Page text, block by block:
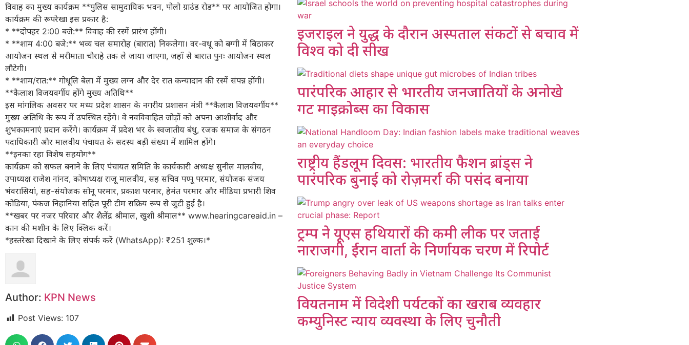
विवाह का मुख्य कार्यक्रम **पुलिस सामुदायिक भवन, पोलो ग्राउंड रोड** पर आयोजित होगा।
कार्यक्रम की रूपरेखा इस प्रकार है:
* **दोपहर 2:00 बजे:** विवाह की रस्में प्रारंभ होंगी।
* **शाम 4:00 बजे:** भव्य चल समारोह (बारात) निकलेगा। वर-वधू को बग्गी में बिठाकर
आयोजन स्थल से मरीमाता चौराहे तक ले जाया जाएगा, जहाँ से बारात पुनः आयोजन स्थल
लौटेगी।
* **शाम/रात:** गोधूलि बेला में मुख्य लग्न और देर रात कन्यादान की रस्में संपन्न होंगी।
**कैलाश विजयवर्गीय होंगे मुख्य अतिथि**
इस मांगलिक अवसर पर मध्य प्रदेश शासन के नगरीय प्रशासन मंत्री **कैलाश विजयवर्गीय**
मुख्य अतिथि के रूप में उपस्थित रहेंगे। वे नवविवाहित जोड़ों को अपना आशीर्वाद और
शुभकामनाएं प्रदान करेंगे। कार्यक्रम में प्रदेश भर के स्वजातीय बंधु, रजक समाज के संगठन
पदाधिकारी और मालवीय पंचायत के सदस्य बड़ी संख्या में शामिल होंगे।
**इनका रहा विशेष सहयोग**
कार्यक्रम को सफल बनाने के लिए पंचायत समिति के कार्यकारी अध्यक्ष सुनील मालवीय,
उपाध्यक्ष राजेश नांनद, कोषाध्यक्ष राजू मालवीय, सह सचिव पप्पू परमार, संयोजक संजय
भंवरासियां, सह-संयोजक सोनू परमार, प्रकाश परमार, हेमंत परमार और मीडिया प्रभारी शिव
कोडिया, पंकज निहानिया सहित पूरी टीम सक्रिय रूप से जुटी हुई है।
**खबर पर नजर परिवार और शैलेंद्र श्रीमाल, खुशी श्रीमाल** www.hearingcareaid.in –
कान की मशीन के लिए क्लिक करें।
*हस्तरेखा दिखाने के लिए संपर्क करें (WhatsApp): ₹251 शुल्क।*
Author: KPN News
Post Views: 107
इजराइल ने युद्ध के दौरान अस्पताल संकटों से बचाव में
विश्व को दी सीख
पारंपरिक आहार से भारतीय जनजातियों के अनोखे
गट माइक्रोब्स का विकास
राष्ट्रीय हैंडलूम दिवस: भारतीय फैशन ब्रांड्स ने
पारंपरिक बुनाई को रोज़मर्रा की पसंद बनाया
ट्रम्प ने यूएस हथियारों की कमी लीक पर जताई
नाराजगी, ईरान वार्ता के निर्णायक चरण में रिपोर्ट
वियतनाम में विदेशी पर्यटकों का खराब व्यवहार
कम्युनिस्ट न्याय व्यवस्था के लिए चुनौती